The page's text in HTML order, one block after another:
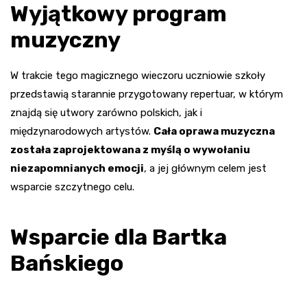
Wyjątkowy program
muzyczny
W trakcie tego magicznego wieczoru uczniowie szkoły
przedstawią starannie przygotowany repertuar, w którym
znajdą się utwory zarówno polskich, jak i
międzynarodowych artystów. Cała oprawa muzyczna
została zaprojektowana z myślą o wywołaniu
niezapomnianych emocji, a jej głównym celem jest
wsparcie szczytnego celu.
Wsparcie dla Bartka
Bańskiego